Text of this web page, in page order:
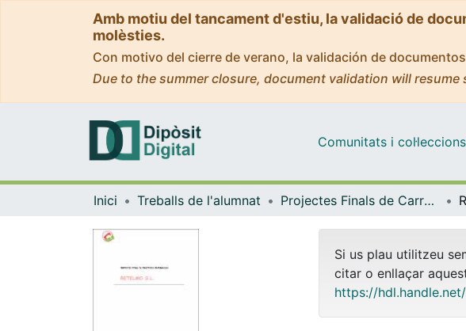
Amb motiu del tancament d'estiu, la validació de
molèsties.
Con motivo del cierre de verano, la validación de
Due to the summer closure, document validation will
Comunitats i col·leccions
Inici Treballs de l'alumnat Projectes Finals de Carrera - Relacions Laborals
Si us plau utilitzeu
citar o enllaçar
https://